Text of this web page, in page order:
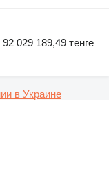
92 029 189,49 тенге
в Украине